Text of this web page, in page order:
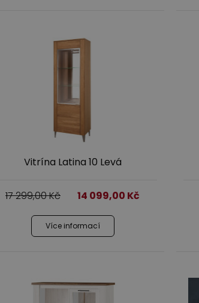
Vitrína Latina 10 Levá
17 299,00Kč 14 099,00 Kč
Více informací